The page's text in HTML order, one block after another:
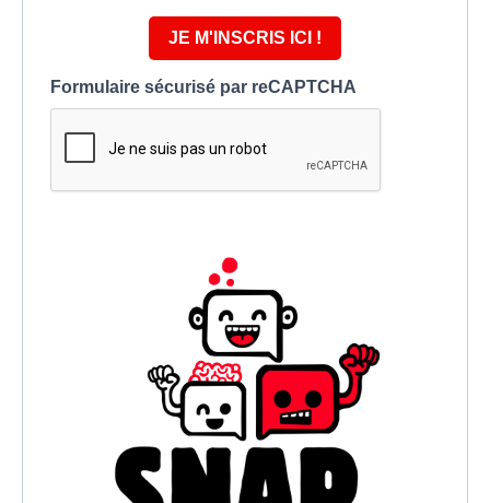
JE M'INSCRIS ICI !
Formulaire sécurisé par reCAPTCHA